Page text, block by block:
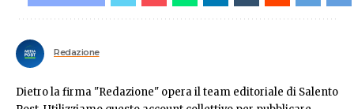
Redazione
Dietro la firma "Redazione" opera il team editoriale di Salento